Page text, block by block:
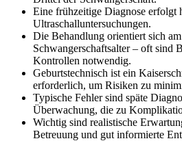
Eine frühzeitige Diagnose erfolgt
Ultraschalluntersuchungen.
Die Behandlung orientiert sich
Schwangerschaftsalter – oft sind
Kontrollen notwendig.
Geburtstechnisch ist ein
erforderlich, um Risiken zu
Typische Fehler sind späte
Überwachung, die zu
Wichtig sind realistische
Betreuung und gut informierte